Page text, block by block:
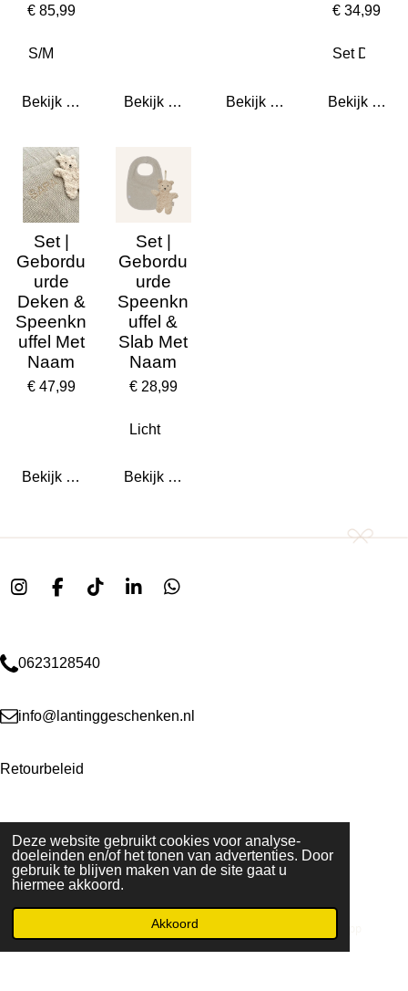
Deze website gebruikt cookies voor analyse-
doeleinden en/of het tonen van advertenties. Door
gebruik te blijven maken van de site gaat u
hiermee akkoord.
Akkoord
€ 85,99
Bekijk details Bekijk details Bekijk details
€ 34,99
Bekijk
Set |
Gebordu
urde
Deken &
Speenkn
uffel Met
Naam
€ 47,99
Bekijk details
Set |
Gebordu
urde
Speenkn
uffel &
Slab Met
Naam
€ 28,99
Bekijk details
I
a
a
F
b
k
T
o
L
n
W
p
0623128540
info@lantinggeschenken.nl
Retourbeleid
KVK-nummer: 90687140
BTW-nummer: NL865409675B01
Instagram